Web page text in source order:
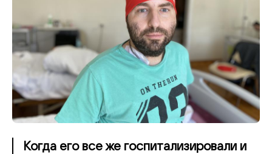
Когда его все же госпитализировали и